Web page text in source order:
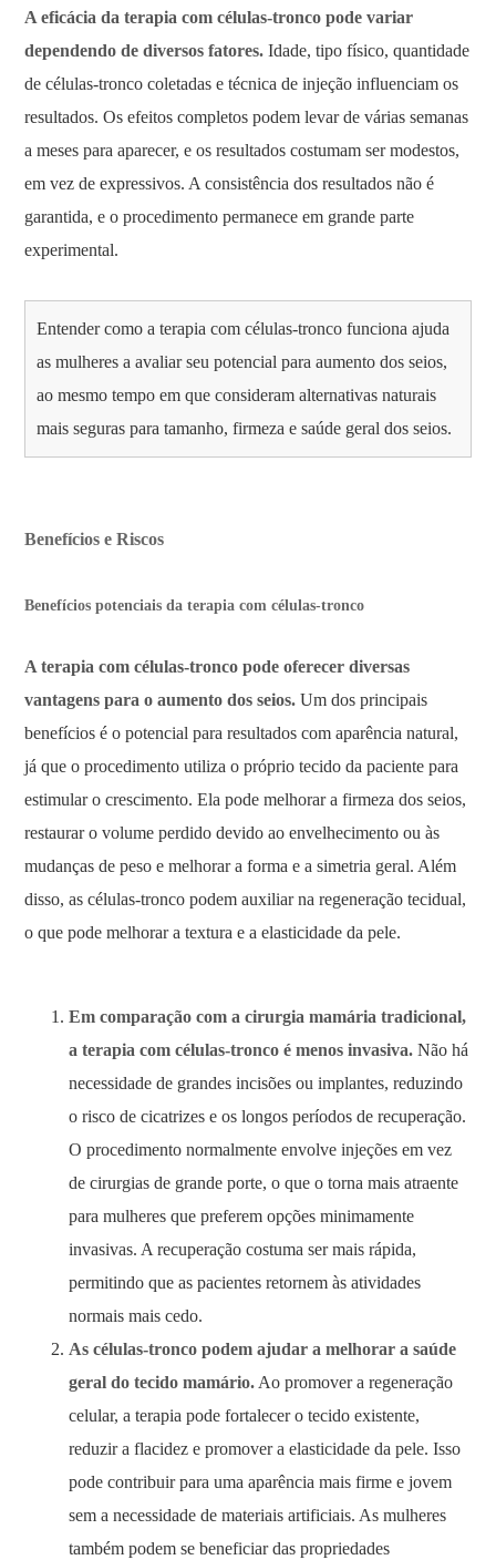
A eficácia da terapia com células-tronco pode variar
dependendo de diversos fatores. Idade, tipo físico, quantidade
de células-tronco coletadas e técnica de injeção influenciam os
resultados. Os efeitos completos podem levar de várias semanas
a meses para aparecer, e os resultados costumam ser modestos,
em vez de expressivos. A consistência dos resultados não é
garantida, e o procedimento permanece em grande parte
experimental.
Entender como a terapia com células-tronco funciona ajuda
as mulheres a avaliar seu potencial para aumento dos seios,
ao mesmo tempo em que consideram alternativas naturais
mais seguras para tamanho, firmeza e saúde geral dos seios.
Benefícios e Riscos
Benefícios potenciais da terapia com células-tronco
A terapia com células-tronco pode oferecer diversas
vantagens para o aumento dos seios. Um dos principais
benefícios é o potencial para resultados com aparência natural,
já que o procedimento utiliza o próprio tecido da paciente para
estimular o crescimento. Ela pode melhorar a firmeza dos seios,
restaurar o volume perdido devido ao envelhecimento ou às
mudanças de peso e melhorar a forma e a simetria geral. Além
disso, as células-tronco podem auxiliar na regeneração tecidual,
o que pode melhorar a textura e a elasticidade da pele.
Em comparação com a cirurgia mamária tradicional,
a terapia com células-tronco é menos invasiva. Não há
necessidade de grandes incisões ou implantes, reduzindo
o risco de cicatrizes e os longos períodos de recuperação.
O procedimento normalmente envolve injeções em vez
de cirurgias de grande porte, o que o torna mais atraente
para mulheres que preferem opções minimamente
invasivas. A recuperação costuma ser mais rápida,
permitindo que as pacientes retornem às atividades
normais mais cedo.
As células-tronco podem ajudar a melhorar a saúde
geral do tecido mamário. Ao promover a regeneração
celular, a terapia pode fortalecer o tecido existente,
reduzir a flacidez e promover a elasticidade da pele. Isso
pode contribuir para uma aparência mais firme e jovem
sem a necessidade de materiais artificiais. As mulheres
também podem se beneficiar das propriedades